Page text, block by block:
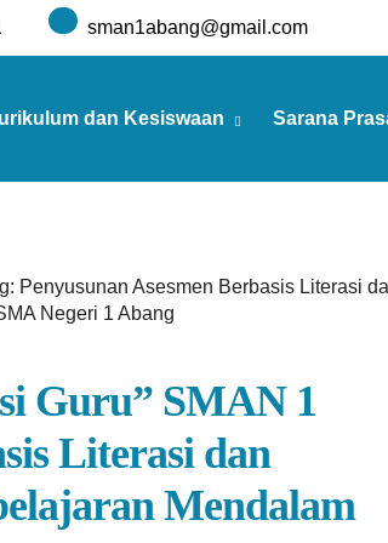
sman1abang@gmail.com
dan Kesiswaan Sarana
Penyusunan Asesmen Berbasis Literasi
Negeri 1 Abang
Guru” SMAN 1
Literasi dan
Mendalam